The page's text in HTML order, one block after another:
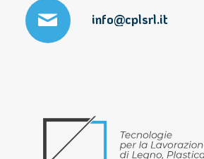
info@cplsrl.it